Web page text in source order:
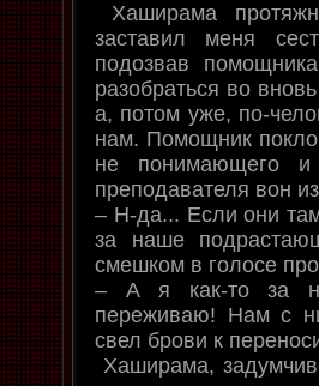
Хаширама
заставил меня
подозвав
разобраться во
а, потом уже, по-
нам. Помощник
не понимающего и
преподавателя вон
– Н-да... Если они
за наше
смешком в голосе
– А я как-то за
переживаю! Нам с
свел брови к
Хаширама,